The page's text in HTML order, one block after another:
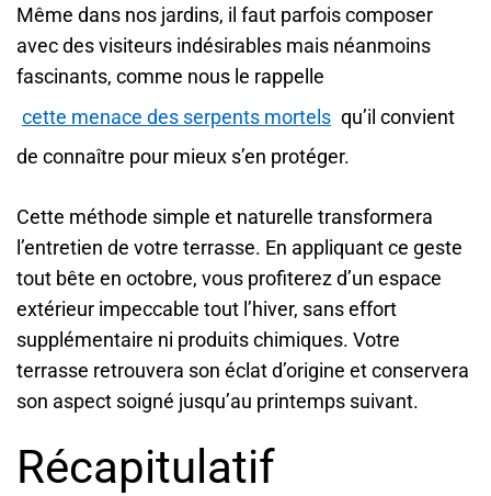
Même dans nos jardins, il faut parfois composer
avec des visiteurs indésirables mais néanmoins
fascinants, comme nous le rappelle
cette menace des serpents mortels qu’il convient
de connaître pour mieux s’en protéger.
Cette méthode simple et naturelle transformera
l’entretien de votre terrasse. En appliquant ce geste
tout bête en octobre, vous profiterez d’un espace
extérieur impeccable tout l’hiver, sans effort
supplémentaire ni produits chimiques. Votre
terrasse retrouvera son éclat d’origine et conservera
son aspect soigné jusqu’au printemps suivant.
Récapitulatif